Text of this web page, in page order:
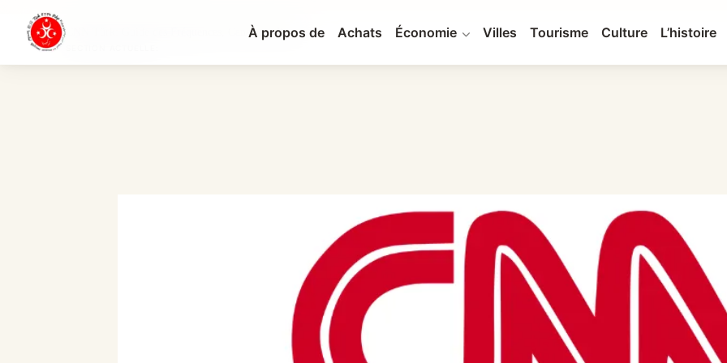
À propos de Achats Économie Villes Tourisme Culture L’histoire
CNN Türk: Guide des Fréquences, Canaux et Progr...